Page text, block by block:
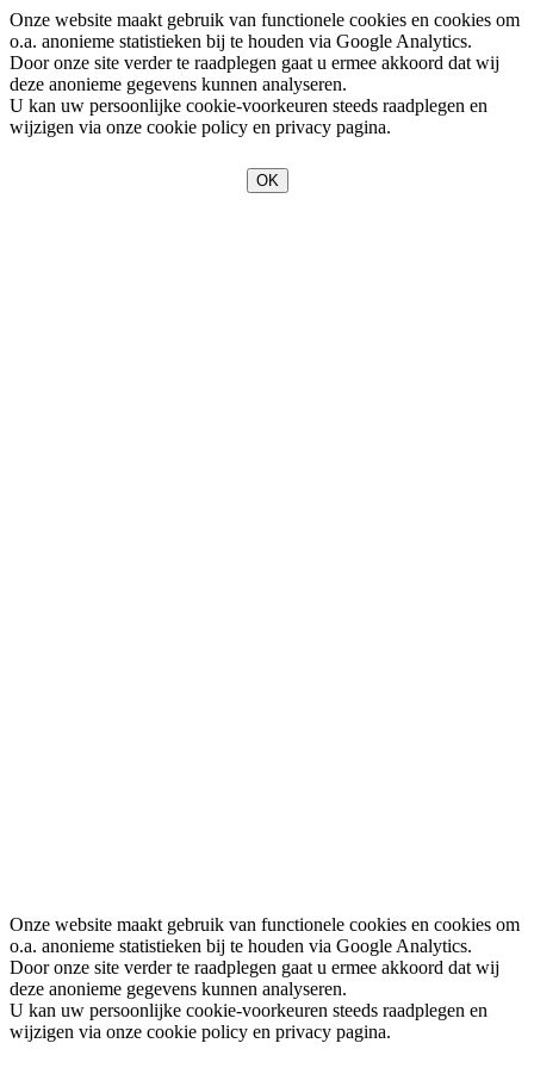
Onze website maakt gebruik van functionele cookies en cookies om
o.a. anonieme statistieken bij te houden via Google Analytics.
Door onze site verder te raadplegen gaat u ermee akkoord dat wij
deze anonieme gegevens kunnen analyseren.
U kan uw persoonlijke cookie-voorkeuren steeds raadplegen en
wijzigen via onze cookie policy en privacy pagina.
OK
Onze website maakt gebruik van functionele cookies en cookies om
o.a. anonieme statistieken bij te houden via Google Analytics.
Door onze site verder te raadplegen gaat u ermee akkoord dat wij
deze anonieme gegevens kunnen analyseren.
U kan uw persoonlijke cookie-voorkeuren steeds raadplegen en
wijzigen via onze cookie policy en privacy pagina.